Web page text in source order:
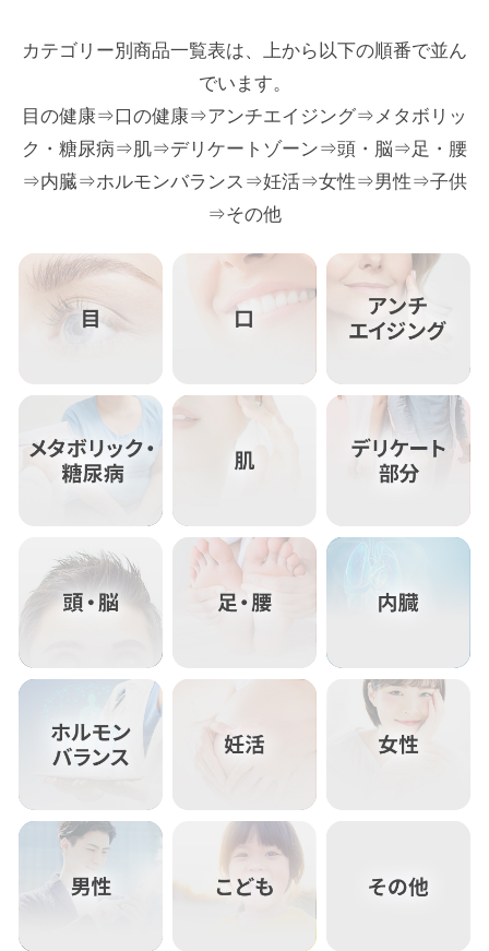
カテゴリー別商品一覧表は、上から以下の順番で並ん
でいます。
目の健康⇒口の健康⇒アンチエイジング⇒メタボリッ
ク・糖尿病⇒肌⇒デリケートゾーン⇒頭・脳⇒足・腰
⇒内臓⇒ホルモンバランス⇒妊活⇒女性⇒男性⇒子供
⇒その他